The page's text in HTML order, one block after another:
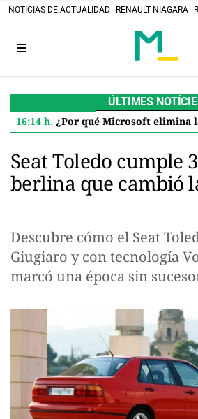
NOTICIAS DE ACTUALIDAD RENAULT NIAGARA
ÚLTIMES
16:14 h. ¿Por qué Microsoft elimina la recomendación de 32 GB de
Seat Toledo cumple
berlina que cambió
Descubre cómo el Seat
Giugiaro y con tecnología
marcó una época sin